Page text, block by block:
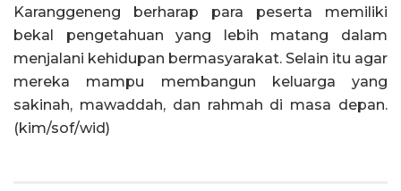
Karanggeneng berharap para peserta memiliki
bekal pengetahuan yang lebih matang dalam
menjalani kehidupan bermasyarakat. Selain itu agar
mereka mampu membangun keluarga yang
sakinah, mawaddah, dan rahmah di masa depan.
(kim/sof/wid)